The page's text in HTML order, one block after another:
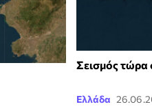
Σεισμός τώρα
Ελλάδα